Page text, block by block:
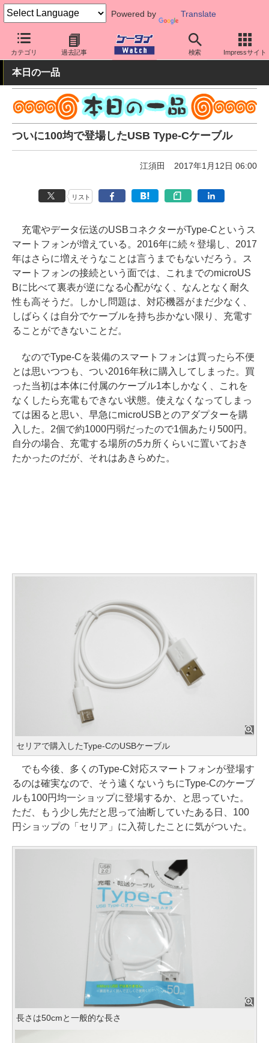
Powered by Translate
カテゴリ 過去記事 検索 Impressサイト
ケータイ Watch 周辺機器/アクセサリー その他
本日の一品
ついに100均で登場したUSB Type-Cケーブル
江須田 2017年1月12日 06:00
リスト
充電やデータ伝送のUSBコネクターがType-Cというス
マートフォンが増えている。2016年に続々登場し、2017
年はさらに増えそうなことは言うまでもないだろう。ス
マートフォンの接続という面では、これまでのmicroUS
Bに比べて裏表が逆になる心配がなく、なんとなく耐久
性も高そうだ。しかし問題は、対応機器がまだ少なく、
しばらくは自分でケーブルを持ち歩かない限り、充電す
ることができないことだ。
なのでType-Cを装備のスマートフォンは買ったら不便
とは思いつつも、つい2016年秋に購入してしまった。買
った当初は本体に付属のケーブル1本しかなく、これを
なくしたら充電もできない状態。使えなくなってしまっ
ては困ると思い、早急にmicroUSBとのアダプターを購
入した。2個で約1000円弱だったので1個あたり500円。
自分の場合、充電する場所の5カ所くらいに置いておき
たかったのだが、それはあきらめた。
セリアで購入したType-CのUSBケーブル
でも今後、多くのType-C対応スマートフォンが登場す
るのは確実なので、そう遠くないうちにType-Cのケーブ
ルも100円均一ショップに登場するか、と思っていた。
ただ、もう少し先だと思って油断していたある日、100
円ショップの「セリア」に入荷したことに気がついた。
長さは50cmと一般的な長さ